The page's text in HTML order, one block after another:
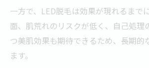
一方で、LED脱毛は効果が現れるまで
面、肌荒れのリスクが低く、自己処理
つ美肌効果も期待できるため、長期的
ます。